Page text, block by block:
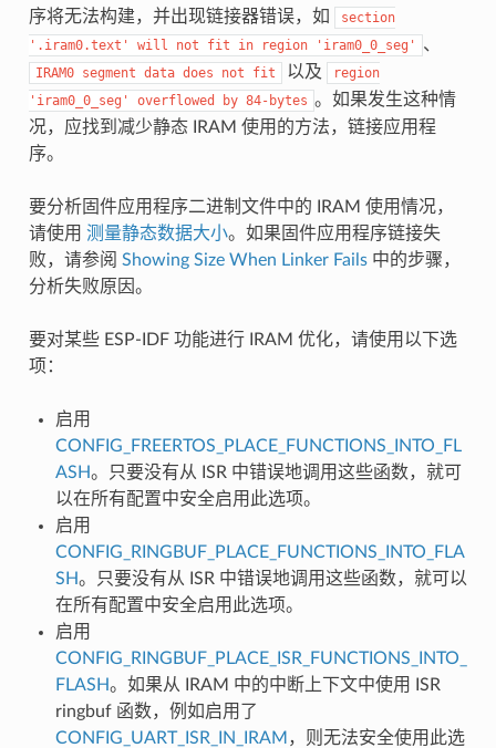
序将无法构建，并出现链接器错误，如
section
'.iram0.text'
will not fit in region 'iram0_0_seg' 、
IRAM0 segment data does not fit 以及
region
'iram0_0_seg'
overflowed by 84-bytes 。如果发生这种情
况，应找到减少静态 IRAM 使用的方法，链接应用程
序。
要分析固件应用程序二进制文件中的 IRAM 使用情况，
请使用 测量静态数据大小。如果固件应用程序链接失
败，请参阅 Showing Size When Linker Fails中的步骤，
分析失败原因。
要对某些 ESP-IDF 功能进行 IRAM 优化，请使用以下选
项：
启用
CONFIG_FREERTOS_PLACE_FUNCTIONS_INTO_FL
ASH。只要没有从 ISR 中错误地调用这些函数，就可
以在所有配置中安全启用此选项。
启用
CONFIG_RINGBUF_PLACE_FUNCTIONS_INTO_FLA
SH。只要没有从 ISR 中错误地调用这些函数，就可以
在所有配置中安全启用此选项。
启用
CONFIG_RINGBUF_PLACE_ISR_FUNCTIONS_INTO_
FLASH。如果从 IRAM 中的中断上下文中使用 ISR
ringbuf 函数，例如启用了
CONFIG_UART_ISR_IN_IRAM ，则无法安全使用此选